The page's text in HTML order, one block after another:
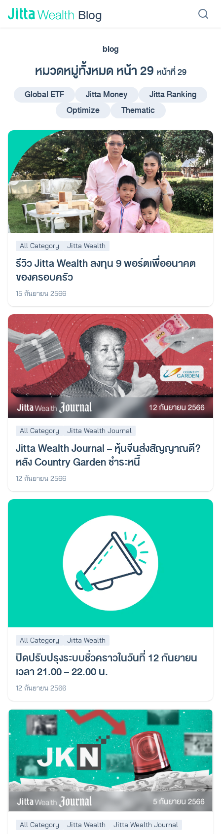
Skip to content - ข้ามไปที่เนื้อหา
Blog
ลงทุนอัตโนมัติ
blog
หมวดหมู่ทั้งหมด หน้า 29 หน้าที่ 29
Global ETF
Jitta Money
Jitta Ranking
Optimize
Thematic
All Category Jitta Wealth
รีวิว Jitta Wealth ลงทุน 9 พอร์ตเพื่ออนาคต
ของครอบครัว
15 กันยายน 2566
All Category Jitta Wealth Journal
Jitta Wealth Journal – หุ้นจีนส่งสัญญาณดี?
หลัง Country Garden ชำระหนี้
12 กันยายน 2566
All Category Jitta Wealth
ปิดปรับปรุงระบบชั่วคราวในวันที่ 12 กันยายน
เวลา 21.00 – 22.00 น.
12 กันยายน 2566
All Category Jitta Wealth Jitta Wealth Journal